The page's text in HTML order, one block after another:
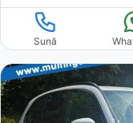
Sună